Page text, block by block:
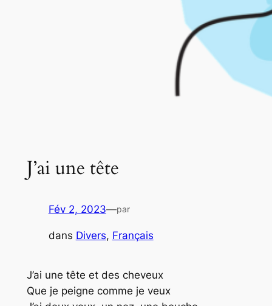
J’ai une tête
Fév 2, 2023—par
dans Divers, Français
J’ai une tête et des cheveux
Que je peigne comme je veux